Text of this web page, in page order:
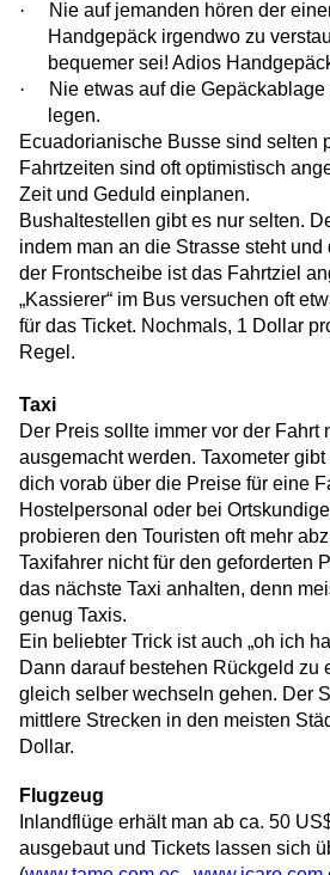
·
Nie auf jemanden hören der
Handgepäck irgendwo zu
bequemer sei! Adios
·
Nie etwas auf die
legen.
Ecuadorianische Busse sind selten
Fahrtzeiten sind oft optimistisch
Zeit und Geduld einplanen.
Bushaltestellen gibt es nur selten.
indem man an die Strasse steht
der Frontscheibe ist das Fahrtziel
„Kassierer“ im Bus versuchen oft
für das Ticket. Nochmals, 1 Dollar
Regel.
Taxi
Der Preis sollte immer vor der Fahrt
ausgemacht werden. Taxometer
dich vorab über die Preise für eine
Hostelpersonal oder bei
probieren den Touristen oft mehr
Taxifahrer nicht für den geforderten
das nächste Taxi anhalten, denn
genug Taxis.
Ein beliebter Trick ist auch „oh ich
Dann darauf bestehen Rückgeld zu
gleich selber wechseln gehen. Der
mittlere Strecken in den meisten
Dollar.
Flugzeug
Inlandflüge erhält man ab ca. 50
ausgebaut und Tickets lassen sich